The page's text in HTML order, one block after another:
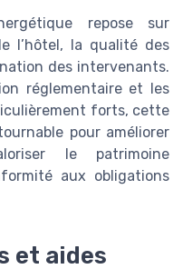
repose sur
l’hôtel, la qualité des
des intervenants.
réglementaire et les
forts, cette
pour améliorer
le patrimoine
aux obligations
et aides